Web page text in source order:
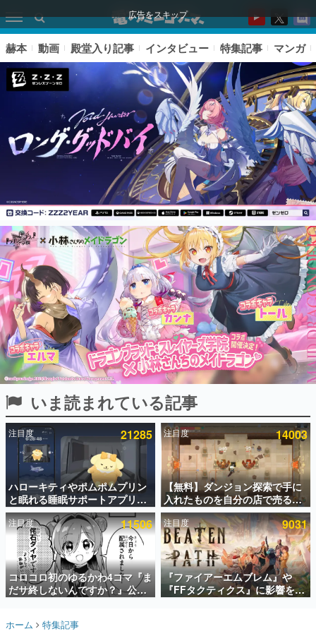
広告をスキップ
ピックアップ
電ファミのいま読まれている記事ランキング
アプリセール情報
インタビュー
連載・特集一覧
殿堂入り記事
SNS拡散数が数千以上！ ページビュー数万以上！ などな
ど。多くの人々に読まれた、電ファミ渾身の“殿堂入り”記
事をまとめました。
ゲームの企画書
名作ゲームクリエイターの方々に製作時のエピソードをお
聞きし、ヒットする企画（ゲーム）とは何か？を探ってい
きます。
赫本
この物語を解いてはいけない。『赫本』は、〈試験問題〉
の形をした短編ホラー小説集です。
新世代に訊く
これからのデジタルゲーム市場を担う若きクリエイター達
の姿を追い、彼らのルーツと情熱を探っていきます。
赫本 動画 殿堂入り記事 インタビュー 特集記事 マンガ
いま読まれている記事
注目度 21285
ハローキティやポムポムプリン
と眠れる睡眠サポートアプリ
『ゆめたび』が配信中。キャラ
ごとのASMRや目覚ましアラー
ムも搭載
注目度 14003
【無料】ダンジョン探索で手に
入れたものを自分の店で売るゲ
ーム『Moonlighter』がSteam
にて無料配布中！続編
『Moonlighter 2』の9月2日正
式リリースを記念したキャンペ
ーン
注目度 11506
コロコロ初のゆるかわ4コマ『ま
だサ終しないんですか？』公開
スタート。主人公は新入社員の
にトラブルへ対応する社員たち
注目度 9031
『ファイアーエムブレム』や
『FFタクティクス』に影響を受
けた新作戦略RPG『Beaten
ホーム 特集記事